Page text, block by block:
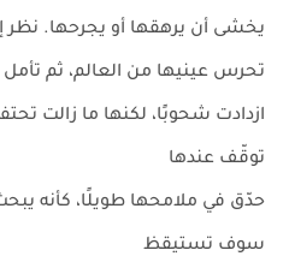
يخشى أن يرهقها أو يجرحها. نظر
تحرس عينيها من العالم، ثم تأمل
ازدادت شحوبًا، لكنها ما زالت
توقّف عندها
حدّق في ملامحها طويلًا، كأنه
سوف تستيقظ